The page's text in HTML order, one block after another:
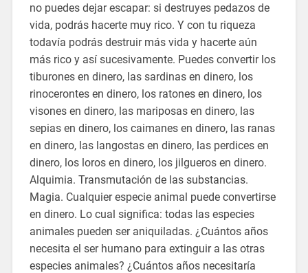
no puedes dejar escapar: si destruyes pedazos de
vida, podrás hacerte muy rico. Y con tu riqueza
todavía podrás destruir más vida y hacerte aún
más rico y así sucesivamente. Puedes convertir los
tiburones en dinero, las sardinas en dinero, los
rinocerontes en dinero, los ratones en dinero, los
visones en dinero, las mariposas en dinero, las
sepias en dinero, los caimanes en dinero, las ranas
en dinero, las langostas en dinero, las perdices en
dinero, los loros en dinero, los jilgueros en dinero.
Alquimia. Transmutación de las substancias.
Magia. Cualquier especie animal puede convertirse
en dinero. Lo cual significa: todas las especies
animales pueden ser aniquiladas. ¿Cuántos años
necesita el ser humano para extinguir a las otras
especies animales? ¿Cuántos años necesitaría